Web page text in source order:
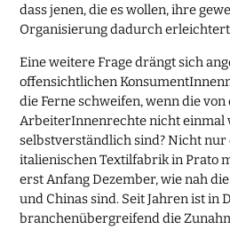
dass jenen, die es wollen, ihre
Organisierung dadurch
Eine weitere Frage drängt sich
offensichtlichen
die Ferne schweifen, wenn die
ArbeiterInnenrechte nicht einmal
selbstverständlich sind? Nicht
italienischen Textilfabrik in Prato
erst Anfang Dezember, wie nah
und Chinas sind. Seit Jahren ist in
branchenübergreifend die